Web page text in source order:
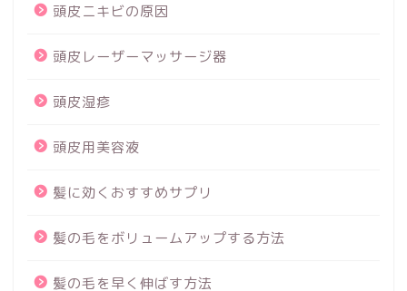
頭皮ニキビの原因
頭皮レーザーマッサージ器
頭皮湿疹
頭皮用美容液
髪に効くおすすめサプリ
髪の毛をボリュームアップする方法
髪の毛を早く伸ばす方法